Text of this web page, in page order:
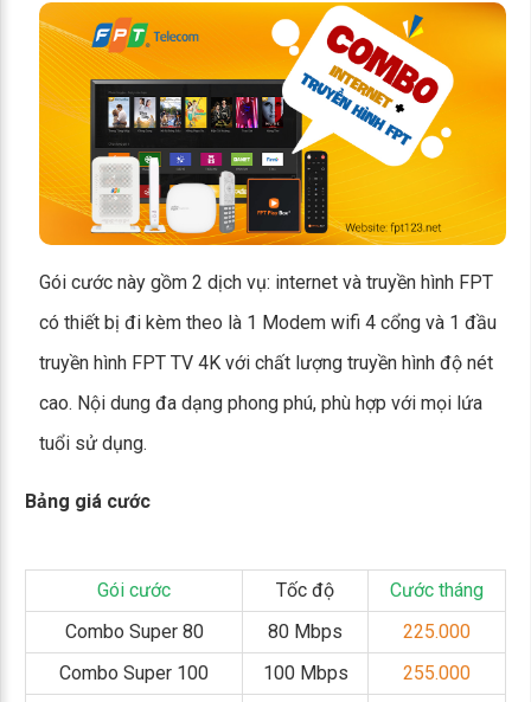
Gói cước này gồm 2 dịch vụ: internet và truyền hình FPT
có thiết bị đi kèm theo là 1 Modem wifi 4 cổng và 1 đầu
truyền hình FPT TV 4K với chất lượng truyền hình độ nét
cao. Nội dung đa dạng phong phú, phù hợp với mọi lứa
tuổi sử dụng.
Bảng giá cước
Gói cước Tốc độ
Cước tháng
Combo Super 80
80 Mbps
225.000
Combo Super 100
100 Mbps
255.000